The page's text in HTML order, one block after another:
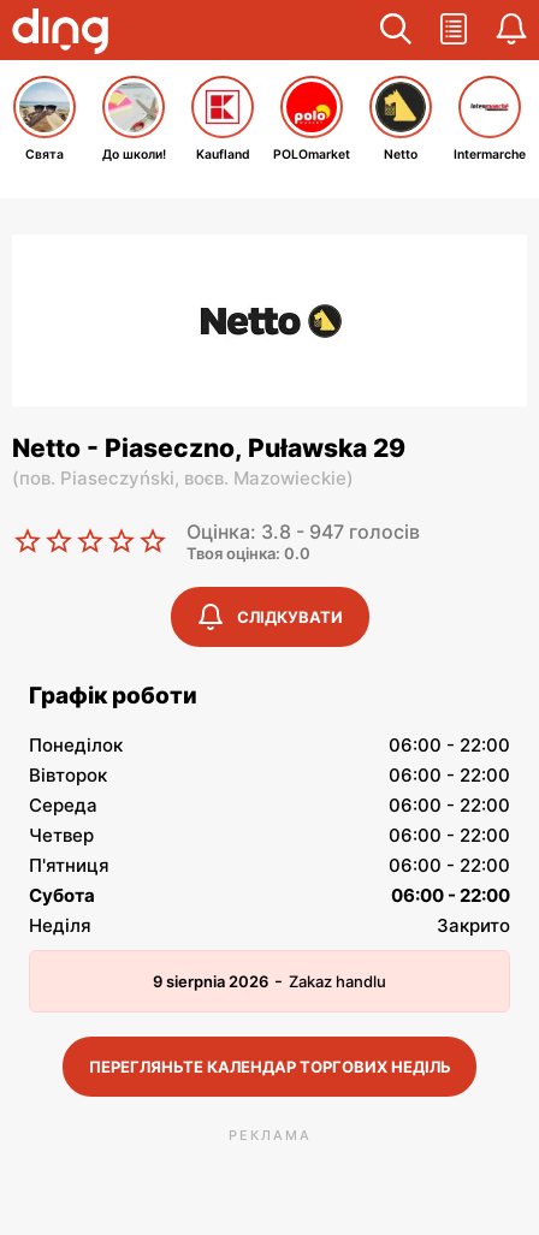
Свята До школи! Kaufland POLOmarket Netto Intermarche
Netto - Piaseczno, Puławska 29
(пов. Piaseczyński, воєв. Mazowieckie)
Оцінка: 3.8 - 947 голосів
Твоя оцінка: 0.0
СЛІДКУВАТИ
Графік роботи
Понеділок
06:00 - 22:00
Вівторок
06:00 - 22:00
Середа
06:00 - 22:00
Четвер
06:00 - 22:00
П'ятниця
06:00 - 22:00
Субота
06:00 - 22:00
Неділя
Закрито
9 sierpnia 2026 - Zakaz handlu
ПЕРЕГЛЯНЬТЕ КАЛЕНДАР ТОРГОВИХ НЕДІЛЬ
РЕКЛАМА